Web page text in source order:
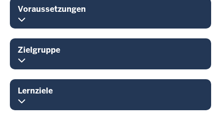
Voraussetzungen
Zielgruppe
Lernziele